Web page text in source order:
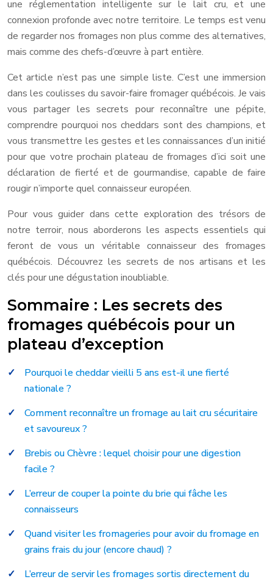
une réglementation intelligente sur le lait cru, et une
connexion profonde avec notre territoire. Le temps est venu
de regarder nos fromages non plus comme des alternatives,
mais comme des chefs-d’œuvre à part entière.
Cet article n’est pas une simple liste. C’est une immersion
dans les coulisses du savoir-faire fromager québécois. Je vais
vous partager les secrets pour reconnaître une pépite,
comprendre pourquoi nos cheddars sont des champions, et
vous transmettre les gestes et les connaissances d’un initié
pour que votre prochain plateau de fromages d’ici soit une
déclaration de fierté et de gourmandise, capable de faire
rougir n’importe quel connaisseur européen.
Pour vous guider dans cette exploration des trésors de
notre terroir, nous aborderons les aspects essentiels qui
feront de vous un véritable connaisseur des fromages
québécois. Découvrez les secrets de nos artisans et les
clés pour une dégustation inoubliable.
Sommaire : Les secrets des
fromages québécois pour un
plateau d’exception
Pourquoi le cheddar vieilli 5 ans est-il une fierté
nationale ?
Comment reconnaître un fromage au lait cru sécuritaire
et savoureux ?
Brebis ou Chèvre : lequel choisir pour une digestion
facile ?
L’erreur de couper la pointe du brie qui fâche les
connaisseurs
Quand visiter les fromageries pour avoir du fromage en
grains frais du jour (encore chaud) ?
L’erreur de servir les fromages sortis directement du